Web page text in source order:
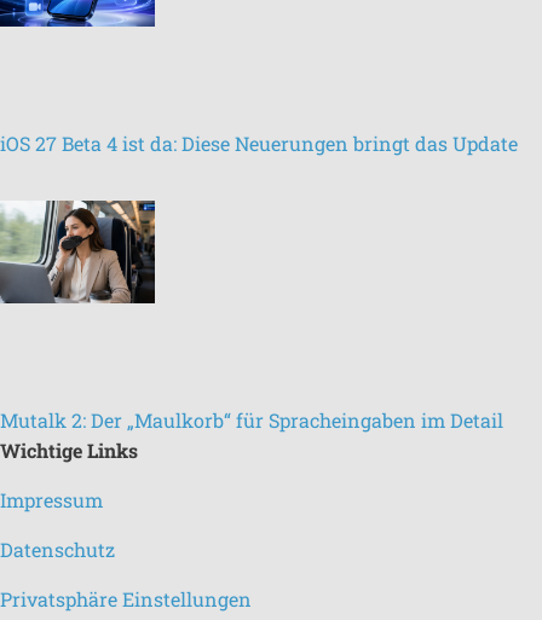
iOS 27 Beta 4 ist da: Diese Neuerungen bringt das Update
Mutalk 2: Der „Maulkorb“ für Spracheingaben im Detail
Wichtige Links
Impressum
Datenschutz
Privatsphäre Einstellungen